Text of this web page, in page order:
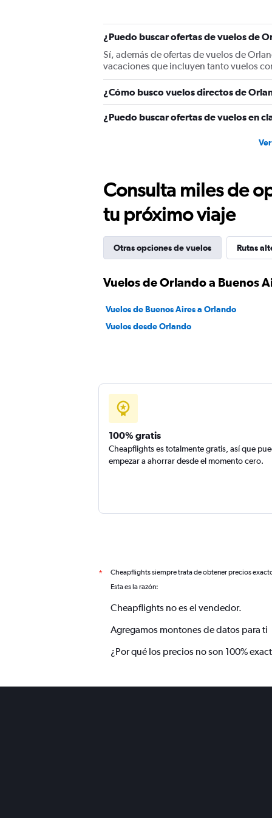
values.
Range:
0
to
1800.
¿Puedo buscar ofertas de vuelos de
Sí, además de ofertas de vuelos de
vacaciones que incluyen tanto vuelos
¿Cómo busco vuelos directos de
¿Puedo buscar ofertas de vuelos en
Consulta miles de
tu próximo viaje
Otras opciones de vuelos Rutas
Vuelos de Orlando a Buenos
Vuelos de Buenos Aires a Orlando
Vuelos desde Orlando
100% gratis
Cheapflights es totalmente gratis, así que
empezar a ahorrar desde el momento cero.
* Cheapflights siempre trata de obtener precios
Esta es la razón:
Cheapflights no es el vendedor.
Agregamos montones de datos para ti
¿Por qué los precios no son 100%